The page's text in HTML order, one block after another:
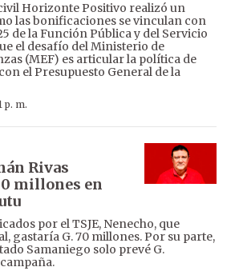
Horizonte Positivo realizó un
las bonificaciones se vinculan con
de la Función Pública y del Servicio
el desafío del Ministerio de
(MEF) es articular la política de
el Presupuesto General de la
p. m.
Rivas
millones en
por el TSJE, Nenecho, que
gastaría G. 70 millones. Por su parte,
Samaniego solo prevé G.